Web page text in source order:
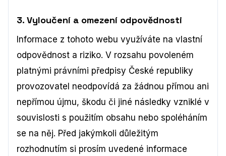
3. Vyloučení a omezení odpovědnosti
Informace z tohoto webu využíváte na vlastní
odpovědnost a riziko. V rozsahu povoleném
platnými právními předpisy České republiky
provozovatel neodpovídá za žádnou přímou ani
nepřímou újmu, škodu či jiné následky vzniklé v
souvislosti s použitím obsahu nebo spoléháním
se na něj. Před jakýmkoli důležitým
rozhodnutím si prosím uvedené informace